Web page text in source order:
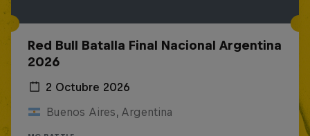
Red Bull Batalla Final Nacional Argentina
2026
2 Octubre 2026
Buenos Aires, Argentina